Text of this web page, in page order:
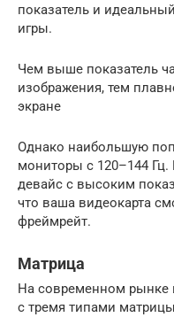
показатель и
игры.
Чем выше показатель
изображения, тем
экране
Однако наибольшую
мониторы с 120–144 Гц.
девайс с высоким
что ваша видеокарта
фреймрейт.
Матрица
На современном рынке
с тремя типами